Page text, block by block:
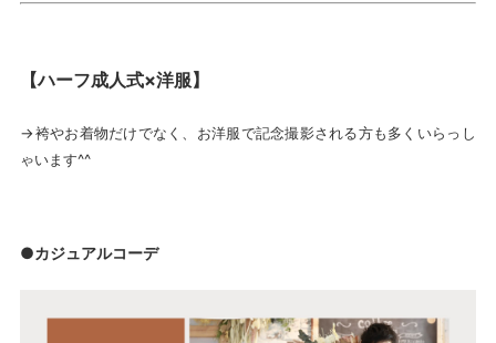
【ハーフ成人式×洋服】
→袴やお着物だけでなく、お洋服で記念撮影される方も多くいらっし
ゃいます^^
●カジュアルコーデ